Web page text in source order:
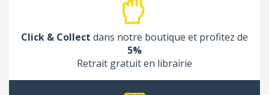
Click & Collect dans notre boutique et profitez de
5%
Retrait gratuit en librairie